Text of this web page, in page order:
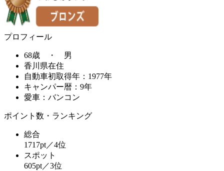
プロフィール
68歳 ・ 男
香川県在住
自動車初取得年：1977年
キャンパー暦：9年
愛車：バンコン
ポイント数・ランキング
総合
1717pt／4位
スポット
605pt／3位